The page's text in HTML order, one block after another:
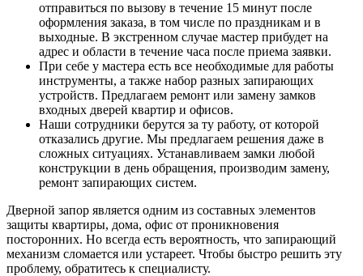
отправиться по вызову в течение 15 минут после
оформления заказа, в том числе по праздникам и в
выходные. В экстренном случае мастер прибудет на
адрес и области в течение часа после приема заявки.
При себе у мастера есть все необходимые для работы
инструменты, а также набор разных запирающих
устройств. Предлагаем ремонт или замену замков
входных дверей квартир и офисов.
Наши сотрудники берутся за ту работу, от которой
отказались другие. Мы предлагаем решения даже в
сложных ситуациях. Устанавливаем замки любой
конструкции в день обращения, производим замену,
ремонт запирающих систем.
Дверной запор является одним из составных элементов
защиты квартиры, дома, офис от проникновения
посторонних. Но всегда есть вероятность, что запирающий
механизм сломается или устареет. Чтобы быстро решить эту
проблему, обратитесь к специалисту.